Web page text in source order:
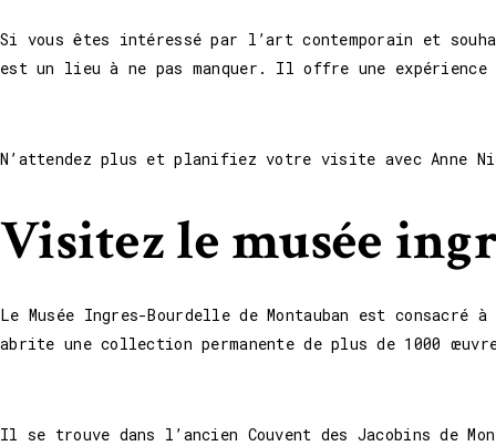
Si vous êtes intéressé par l’art contemporain et
est un lieu à ne pas manquer. Il offre une
N’attendez plus et planifiez votre visite avec Anne
Visitez le musée
Le Musée Ingres-Bourdelle de Montauban est
abrite une collection permanente de plus de 1000
Il se trouve dans l’ancien Couvent des Jacobins de